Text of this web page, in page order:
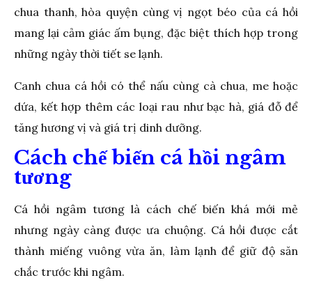
chua thanh, hòa quyện cùng vị ngọt béo của cá hồi
mang lại cảm giác ấm bụng, đặc biệt thích hợp trong
những ngày thời tiết se lạnh.
Canh chua cá hồi có thể nấu cùng cà chua, me hoặc
dứa, kết hợp thêm các loại rau như bạc hà, giá đỗ để
tăng hương vị và giá trị dinh dưỡng.
Cách chế biến cá hồi ngâm
tương
Cá hồi ngâm tương là cách chế biến khá mới mẻ
nhưng ngày càng được ưa chuộng. Cá hồi được cắt
thành miếng vuông vừa ăn, làm lạnh để giữ độ săn
chắc trước khi ngâm.